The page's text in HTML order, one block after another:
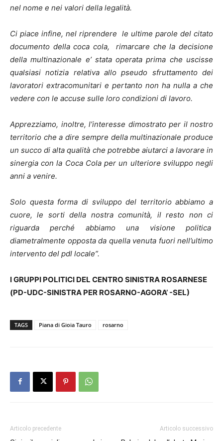
nel nome e nei valori della legalità.
Ci piace infine, nel riprendere le ultime parole del citato
documento della coca cola, rimarcare che la decisione
della multinazionale e’ stata operata prima che uscisse
qualsiasi notizia relativa allo pseudo sfruttamento dei
lavoratori extracomunitari e pertanto non ha nulla a che
vedere con le accuse sulle loro condizioni di lavoro.
Apprezziamo, inoltre, l’interesse dimostrato per il nostro
territorio che a dire sempre della multinazionale produce
un succo di alta qualità che potrebbe aiutarci a lavorare in
sinergia con la Coca Cola per un ulteriore sviluppo negli
anni a venire.
Solo questa forma di sviluppo del territorio abbiamo a
cuore, le sorti della nostra comunità, il resto non ci
riguarda perché abbiamo una visione politica
diametralmente opposta da quella venuta fuori nell’ultimo
intervento del pdl locale”.
I GRUPPI POLITICI DEL CENTRO SINISTRA ROSARNESE
(PD-UDC-SINISTRA PER ROSARNO-AGORA’ -SEL)
TAGS Piana di Gioia Tauro rosarno
Articolo precedente Articolo successivo